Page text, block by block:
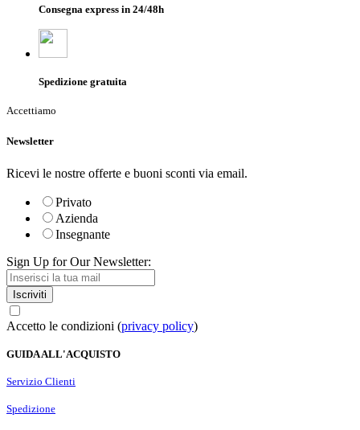
Consegna express in 24/48h
Spedizione gratuita
Accettiamo
Newsletter
Ricevi le nostre offerte e buoni sconti via email.
Privato
Azienda
Insegnante
Sign Up for Our Newsletter:
Iscriviti
Accetto le condizioni (privacy policy)
GUIDA ALL'ACQUISTO
Servizio Clienti
Spedizione